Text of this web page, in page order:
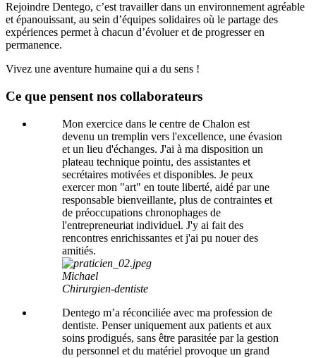
Rejoindre Dentego, c’est travailler dans un environnement agréable
et épanouissant, au sein d’équipes solidaires où le partage des
expériences permet à chacun d’évoluer et de progresser en
permanence.
Vivez une aventure humaine qui a du sens !
Ce que pensent nos collaborateurs
Mon exercice dans le centre de Chalon est
devenu un tremplin vers l'excellence, une évasion
et un lieu d'échanges. J'ai à ma disposition un
plateau technique pointu, des assistantes et
secrétaires motivées et disponibles. Je peux
exercer mon "art" en toute liberté, aidé par une
responsable bienveillante, plus de contraintes et
de préoccupations chronophages de
l'entrepreneuriat individuel. J'y ai fait des
rencontres enrichissantes et j'ai pu nouer des
amitiés.
Michael
Chirurgien-dentiste
Dentego m’a réconciliée avec ma profession de
dentiste. Penser uniquement aux patients et aux
soins prodigués, sans être parasitée par la gestion
du personnel et du matériel provoque un grand